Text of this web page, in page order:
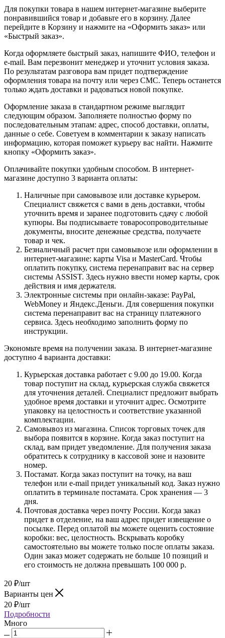
Для покупки товара в нашем интернет-магазине выберите
понравившийся товар и добавьте его в корзину. Далее
перейдите в Корзину и нажмите на «Оформить заказ» или
«Быстрый заказ».
Когда оформляете быстрый заказ, напишите ФИО, телефон и
e-mail. Вам перезвонит менеджер и уточнит условия заказа.
По результатам разговора вам придет подтверждение
оформления товара на почту или через СМС. Теперь останется
только ждать доставки и радоваться новой покупке.
Оформление заказа в стандартном режиме выглядит
следующим образом. Заполняете полностью форму по
последовательным этапам: адрес, способ доставки, оплаты,
данные о себе. Советуем в комментарии к заказу написать
информацию, которая поможет курьеру вас найти. Нажмите
кнопку «Оформить заказ».
Оплачивайте покупки удобным способом. В интернет-
магазине доступно 3 варианта оплаты:
Наличные при самовывозе или доставке курьером.
Специалист свяжется с вами в день доставки, чтобы
уточнить время и заранее подготовить сдачу с любой
купюры. Вы подписываете товаросопроводительные
документы, вносите денежные средства, получаете
товар и чек.
Безналичный расчет при самовывозе или оформлении в
интернет-магазине: карты Visa и MasterCard. Чтобы
оплатить покупку, система перенаправит вас на сервер
системы ASSIST. Здесь нужно ввести номер карты, срок
действия и имя держателя.
Электронные системы при онлайн-заказе: PayPal,
WebMoney и Яндекс.Деньги. Для совершения покупки
система перенаправит вас на страницу платежного
сервиса. Здесь необходимо заполнить форму по
инструкции.
Экономьте время на получении заказа. В интернет-магазине
доступно 4 варианта доставки:
Курьерская доставка работает с 9.00 до 19.00. Когда
товар поступит на склад, курьерская служба свяжется
для уточнения деталей. Специалист предложит выбрать
удобное время доставки и уточнит адрес. Осмотрите
упаковку на целостность и соответствие указанной
комплектации.
Самовывоз из магазина. Список торговых точек для
выбора появится в корзине. Когда заказ поступит на
склад, вам придет уведомление. Для получения заказа
обратитесь к сотруднику в кассовой зоне и назовите
номер.
Постамат. Когда заказ поступит на точку, на ваш
телефон или e-mail придет уникальный код. Заказ нужно
оплатить в терминале постамата. Срок хранения — 3
дня.
Почтовая доставка через почту России. Когда заказ
придет в отделение, на ваш адрес придет извещение о
посылке. Перед оплатой вы можете оценить состояние
коробки: вес, целостность. Вскрывать коробку
самостоятельно вы можете только после оплаты заказа.
Один заказ может содержать не больше 10 позиций и
его стоимость не должна превышать 100 000 р.
20 ₽/шт
Варианты цен
20 ₽/шт
Подробности
Много